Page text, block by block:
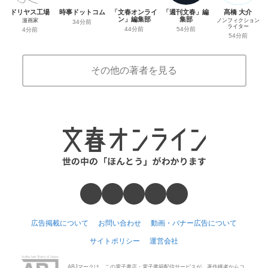
ドリヤス工場
漫画家
4分前
時事ドットコム
34分前
「文春オンライ
ン」編集部
44分前
「週刊文春」編
集部
54分前
髙橋 大介
ノンフィクション
ライター
54分前
その他の著者を見る
広告掲載について お問い合わせ 動画・バナー広告について
サイトポリシー 運営会社
ABJマークは、この電子書店・電子書籍配信サービスが、著作権者からコ